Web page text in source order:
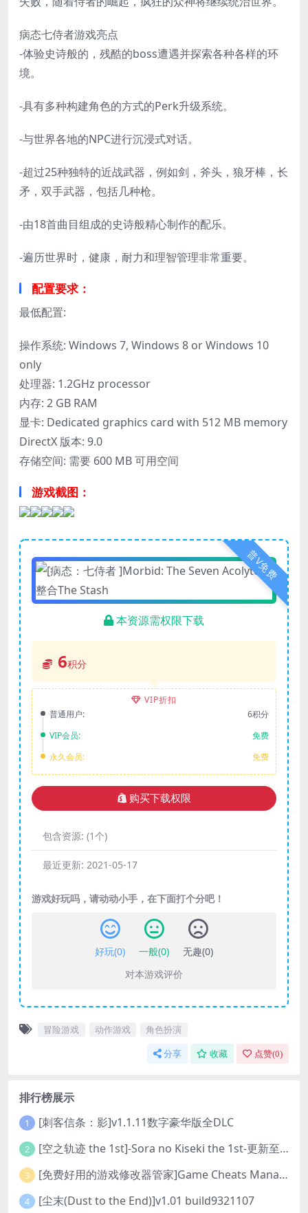
病态七侍者游戏亮点
-体验史诗般的，残酷的boss遭遇并探索各种各样的环
境。
-具有多种构建角色的方式的Perk升级系统。
-与世界各地的NPC进行沉浸式对话。
-超过25种独特的近战武器，例如剑，斧头，狼牙棒，长
矛，双手武器，包括几种枪。
-由18首曲目组成的史诗般精心制作的配乐。
-遍历世界时，健康，耐力和理智管理非常重要。
配置要求：
最低配置:
操作系统: Windows 7, Windows 8 or Windows 10
only
处理器: 1.2GHz processor
内存: 2 GB RAM
显卡: Dedicated graphics card with 512 MB memory
DirectX 版本: 9.0
存储空间: 需要 600 MB 可用空间
游戏截图：
普V免费
本资源需权限下载
6积分
VIP折扣
普通用户:
6积分
VIP会员:
免费
永久会员:
免费
购买下载权限
包含资源: (1个)
最近更新: 2021-05-17
游戏好玩吗，请动动小手，在下面打个分吧！
好玩(0) 一般(0) 无趣(0)
对本游戏评价
冒险游戏 动作游戏 角色扮演
分享 收藏 点赞(0)
排行榜展示
1 [刺客信条：影]v1.1.11数字豪华版全DLC
2 [空之轨迹 the 1st]-Sora no Kiseki the 1st-更新至v1.06.4-全DLC
3 [免费好用的游戏修改器管家]Game Cheats Manager
4 [尘末(Dust to the End)]v1.01 build9321107